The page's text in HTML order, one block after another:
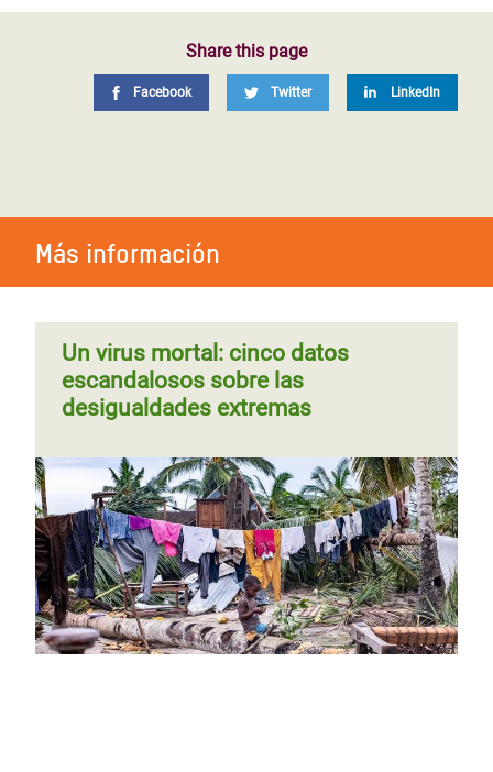
Share this page
Facebook Twitter LinkedIn
Más información
Un virus mortal: cinco datos
escandalosos sobre las
desigualdades extremas